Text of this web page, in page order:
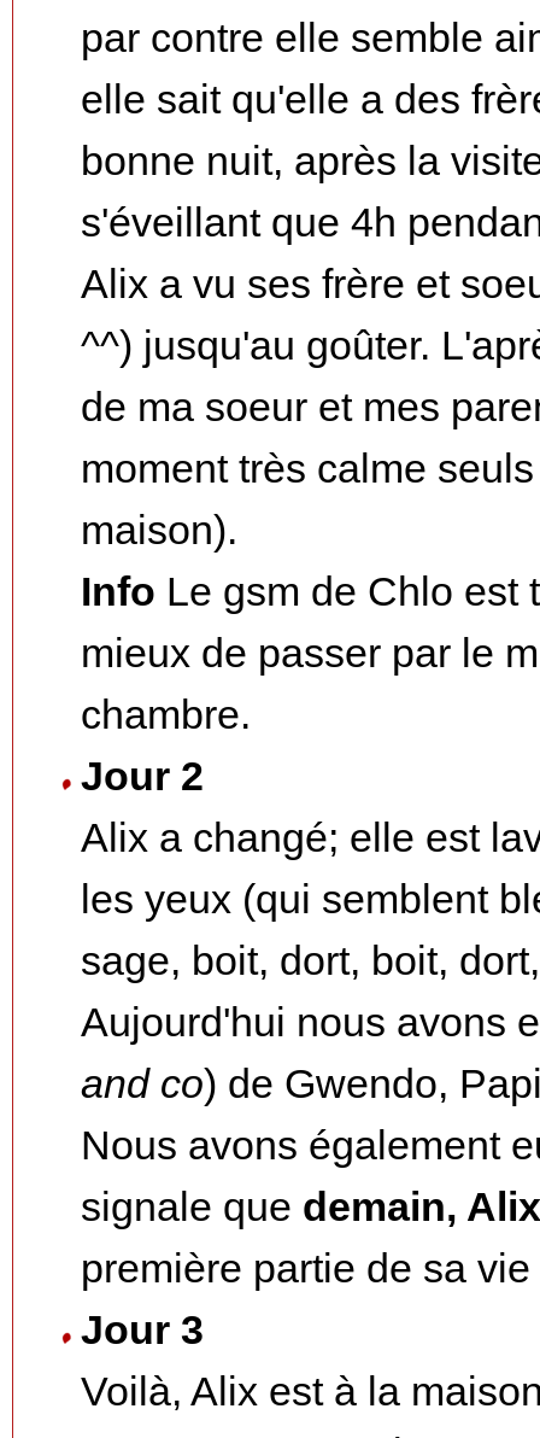
par contre elle semble
elle sait qu'elle a des
bonne nuit, après la
s'éveillant que 4h
Alix a vu ses frère et
^^) jusqu'au goûter.
de ma soeur et mes
moment très calme
maison).
Info Le gsm de Chlo est
mieux de passer par le
chambre.
Jour 2
Alix a changé; elle est
les yeux (qui semblent
sage, boit, dort, boit,
Aujourd'hui nous avons
and co) de Gwendo,
Nous avons également
signale que demain,
première partie de sa
Jour 3
Voilà, Alix est à la